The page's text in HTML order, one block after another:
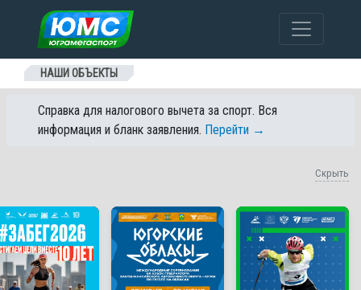
Перейти к содержанию
НАШИ ОБЪЕКТЫ
Справка для налогового вычета за спорт. Вся
информация и бланк заявления. Перейти →
Скрыть